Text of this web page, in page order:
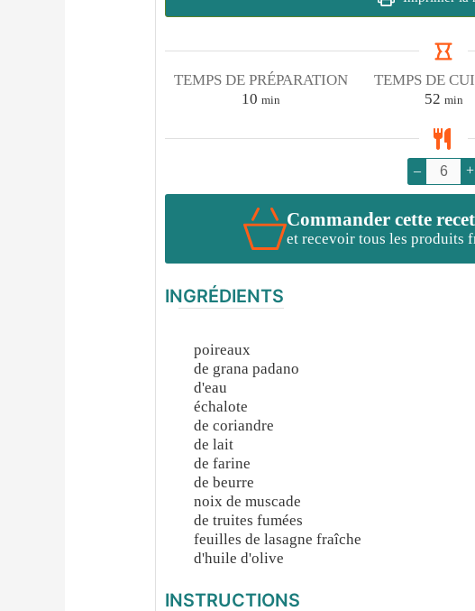
TEMPS DE PRÉPARATION
10minutes
min
TEMPS DE
52 min
– +
Commander cette
et recevoir tous les produits
INGRÉDIENTS
poireaux
de grana padano
d'eau
échalote
de coriandre
de lait
de farine
de beurre
noix de muscade
de truites fumées
feuilles de lasagne fraîche
d'huile d'olive
INSTRUCTIONS